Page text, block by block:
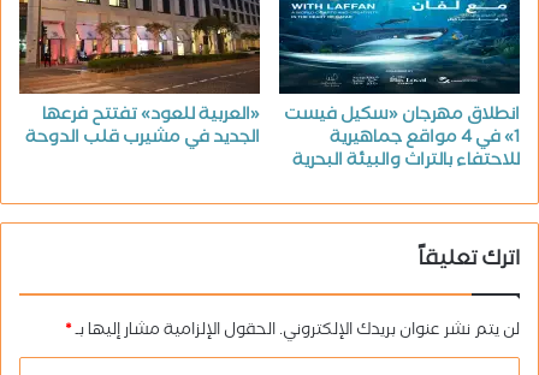
انطلاق مهرجان «سكيل فيست
1» في 4 مواقع جماهيرية
للاحتفاء بالتراث والبيئة البحرية
«العربية للعود» تفتتح فرعها
الجديد في مشيرب قلب الدوحة
اترك تعليقاً
لن يتم نشر عنوان بريدك الإلكتروني.الحقول الإلزامية مشار إليها بـ*